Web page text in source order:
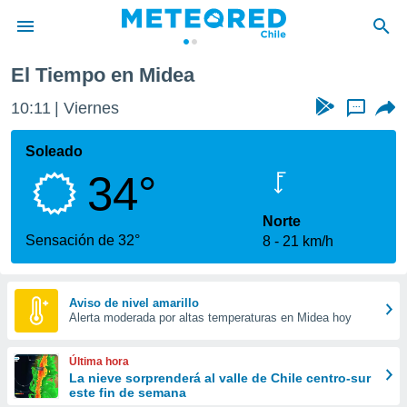
de
por
que se
calidad.
a este
las
y
forma
digital
basada
El Tiempo en Midea
10:11 Viernes ...
Soleado
34°
Sensación de 32°
Norte
8
21 km/h
Aviso de nivel amarillo
Alerta moderada por altas temperaturas en Midea hoy
Última hora
La nieve sorprenderá al valle de Chile centro-sur
este fin de semana